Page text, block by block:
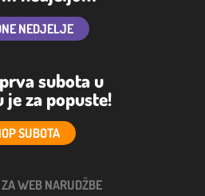
NEDJELJE
subota u
je za popuste!
SUBOTA
WEB NARUDŽBE